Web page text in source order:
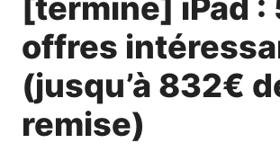
[terminé] iPad :
offres
(jusqu’à 832€
remise)